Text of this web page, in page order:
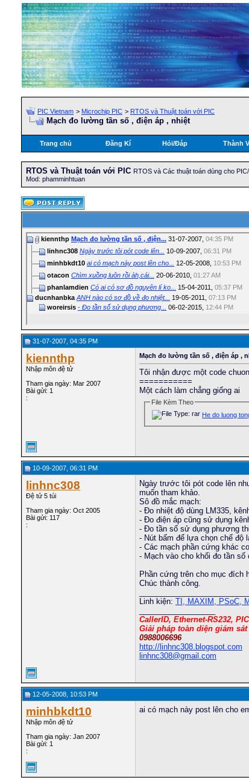
PIC Vietnam > Microchip PIC > RTOS và Thuật toán với PIC
Mạch đo lường tần số , điện áp , nhiệt
Trang chủ Đăng Kí Hỏi/Ðáp Thành
RTOS và Thuật toán với PIC RTOS và Các thuật toán dùng cho
Mod: phamminhtuan
kiennthp Mạch đo lường tần số , điện... 31-07-2007, 04:35 PM
linhnc308 Ngày trước tôi pót code lên... 10-09-2007, 06:31 PM
minhbkdt10 ai có mạch này post lên cho... 12-05-2008, 10:53 PM
otacon Chìm xuồng luôn rồi àh,cái... 20-06-2010, 01:27 AM
phanlamdien Có ai có sơ đồ nguyên lí ko... 15-04-2011, 05:37 PM
ducnhanbka ANH nào có sơ đồ về đo nhiệt... 19-05-2011, 07:13 PM
woreirsis - Đo tần số sử dụng phương... 06-02-2015, 12:44 PM
31-07-2007, 04:35 PM
kiennthp
Nhập môn đệ tử
Tham gia ngày: Mar 2007
Bài gửi: 1
:
Mạch đo lường tần số , điện áp ,
Tôi nhận được một code
===========
Một cách làm chẳng giống ai
File Kèm Theo
He do luong
10-09-2007, 06:31 PM
linhnc308
Đệ tử 5 túi
Tham gia ngày: Oct 2005
Bài gửi: 117
:
Ngày trước tôi pót code lên
muốn tham khảo.
Sô đồ mắc mạch:
- Đo nhiệt độ dùng LM335,
- Đo điện áp cũng sử dụng
- Đo tần số sử dụng phương
- Nút bấm để lựa chọn chế độ
- Các mạch phần cứng khác
- Mạch vào cho khối đo tần số
Phần cứng trên cho mục đích
Chúc thành công.
Linh kiện: TI, MAXIM, PSoC,
CallerID, Ethernet-RS232,
Giải pháp toàn diện giám
0988006696
http://linhnc308.blogspot.com
linhnc308@gmail.com
12-05-2008, 10:53 PM
minhbkdt10
Nhập môn đệ tử
Tham gia ngày: Jan 2007
Bài gửi: 1
:
ai có mạch này post lên cho